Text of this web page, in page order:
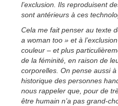
l’exclusion. Ils reproduisent
sont antérieurs à ces
Cela me fait penser au texte
a woman too » et à
couleur – et plus
de la féminité, en raison de
corporelles. On pense aussi
historique des personnes
nous rappeler que, pour de
être humain n’a pas grand-